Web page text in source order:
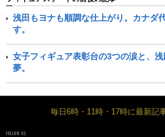
浅田もヨナも順調な仕上がり。カナダ
す。
女子フィギュア表彰台の3つの涙と、
夢。
毎日6時・11時・17時に最新記
FOLLOW US